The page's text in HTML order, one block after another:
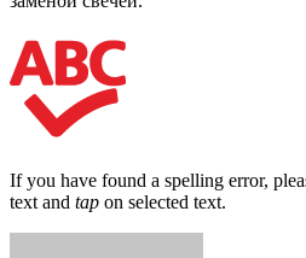
If you have found a spelling error,
text and tap on selected text.